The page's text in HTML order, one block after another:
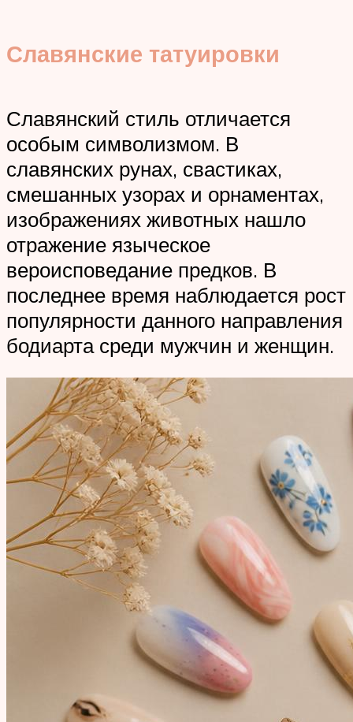
Славянские татуировки
Славянский стиль отличается
особым символизмом. В
славянских рунах, свастиках,
смешанных узорах и орнаментах,
изображениях животных нашло
отражение языческое
вероисповедание предков. В
последнее время наблюдается рост
популярности данного направления
бодиарта среди мужчин и женщин.